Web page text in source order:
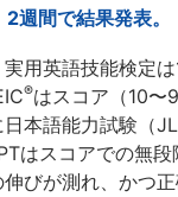
週間で結果発表。
用英語技能検定
®はスコア（10〜
本語能力試験（
はスコアでの無
びが測れ、かつ